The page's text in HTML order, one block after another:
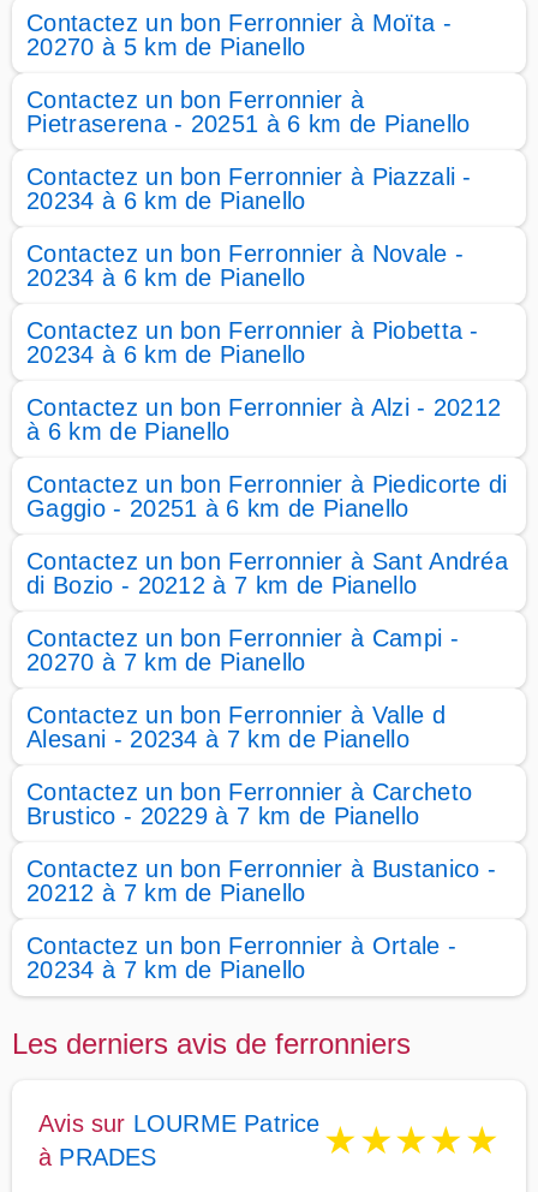
Contactez un bon Ferronnier à Moïta -
20270 à 5 km de Pianello
Contactez un bon Ferronnier à
Pietraserena - 20251 à 6 km de Pianello
Contactez un bon Ferronnier à Piazzali -
20234 à 6 km de Pianello
Contactez un bon Ferronnier à Novale -
20234 à 6 km de Pianello
Contactez un bon Ferronnier à Piobetta -
20234 à 6 km de Pianello
Contactez un bon Ferronnier à Alzi - 20212
à 6 km de Pianello
Contactez un bon Ferronnier à Piedicorte di
Gaggio - 20251 à 6 km de Pianello
Contactez un bon Ferronnier à Sant Andréa
di Bozio - 20212 à 7 km de Pianello
Contactez un bon Ferronnier à Campi -
20270 à 7 km de Pianello
Contactez un bon Ferronnier à Valle d
Alesani - 20234 à 7 km de Pianello
Contactez un bon Ferronnier à Carcheto
Brustico - 20229 à 7 km de Pianello
Contactez un bon Ferronnier à Bustanico -
20212 à 7 km de Pianello
Contactez un bon Ferronnier à Ortale -
20234 à 7 km de Pianello
Les derniers avis de ferronniers
Avis sur LOURME Patrice
à PRADES ★★★★★